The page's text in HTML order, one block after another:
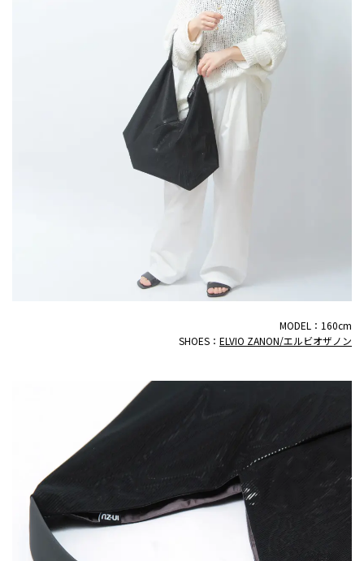
MODEL：160cm
SHOES： ELVIO ZANON/エルビオザノン